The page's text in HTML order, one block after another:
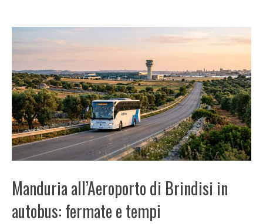
Manduria all’Aeroporto di Brindisi in
autobus: fermate e tempi